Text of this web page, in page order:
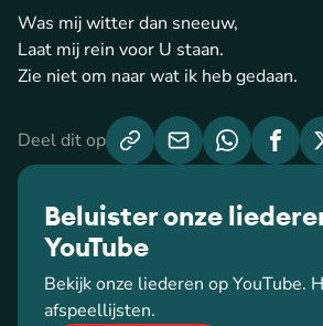
Was mij witter dan sneeuw,
Laat mij rein voor U staan.
Zie niet om naar wat ik heb gedaan.
Deel dit op
Beluister onze
YouTube
Bekijk onze liederen op YouTube.
afspeellijsten.